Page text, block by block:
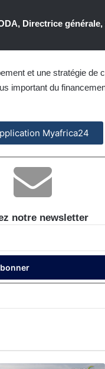
Directrice
et une stratégie de
important du
Myafrica24
notre newsletter